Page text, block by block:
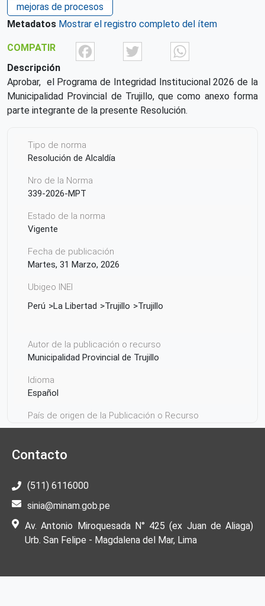
mejoras de procesos
Metadatos Mostrar el registro completo del ítem
COMPATIR FacebookTwitter
Descripción
Aprobar, el Programa de Integridad Institucional 2026 de la
Municipalidad Provincial de Trujillo, que como anexo forma
parte integrante de la presente Resolución.
Tipo de norma
Resolución de Alcaldía
Nro de la Norma
339-2026-MPT
Estado de la norma
Vigente
Fecha de publicación
Martes, 31 Marzo, 2026
Ubigeo INEI
Perú
La Libertad Trujillo Trujillo
Autor de la publicación o recurso
Municipalidad Provincial de Trujillo
Idioma
Español
País de origen de la Publicación o Recurso
Perú
Contacto
(511) 6116000
sinia@minam.gob.pe
Av. Antonio Miroquesada N° 425 (ex Juan de Aliaga)
Urb. San Felipe - Magdalena del Mar, Lima